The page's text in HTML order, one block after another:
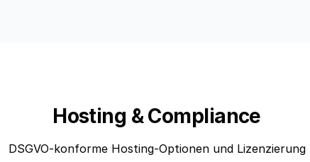
Hosting & Compliance
DSGVO-konforme Hosting-Optionen und Lizenzierung